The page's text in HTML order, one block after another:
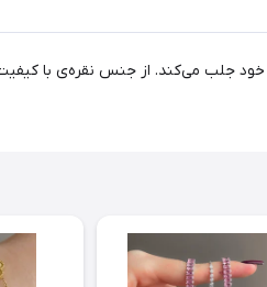
خود جلب می‌کند. از جنس نقره‌ی با